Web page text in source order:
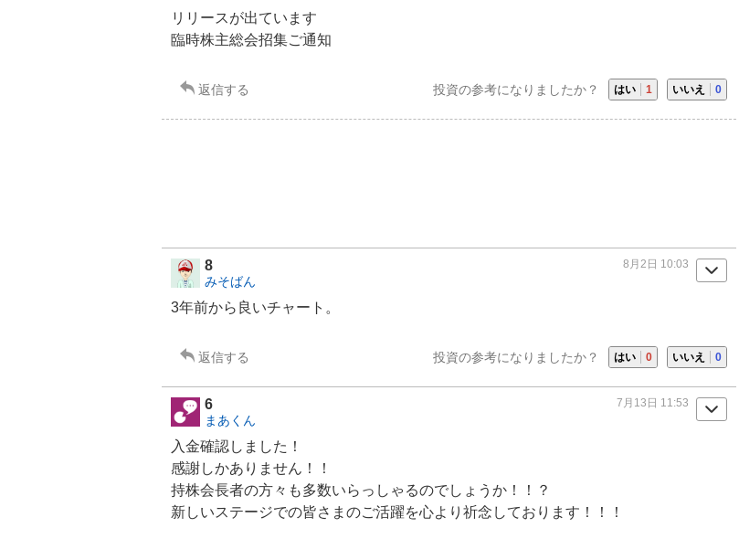
リリースが出ています
臨時株主総会招集ご通知
返信する 投資の参考になりましたか？ はい 1 いいえ 0
8
みそばん
8月2日 10:03
3年前から良いチャート。
返信する 投資の参考になりましたか？ はい 0 いいえ 0
6
まあくん
7月13日 11:53
入金確認しました！
感謝しかありません！！
持株会長者の方々も多数いらっしゃるのでしょうか！！？
新しいステージでの皆さまのご活躍を心より祈念しております！！！